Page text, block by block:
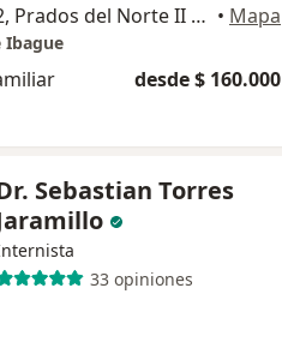
Carrera 6A #60-62, Prados del Norte II Mzna B casa 8, Ibagué • Mapa
Ibague
desde $ 160.000
Sebastian Torres
33 opiniones